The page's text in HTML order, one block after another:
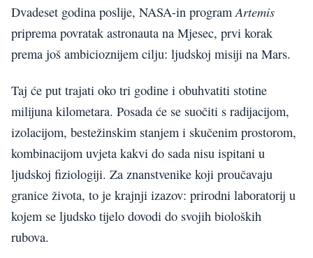
Dvadeset godina poslije, NASA-in programArtemis
priprema povratak astronauta na Mjesec, prvi korak
prema još ambicioznijem cilju: ljudskoj misiji na Mars.
Taj će put trajati oko tri godine i obuhvatiti stotine
milijuna kilometara. Posada će se suočiti s radijacijom,
izolacijom, bestežinskim stanjem i skučenim prostorom,
kombinacijom uvjeta kakvi do sada nisu ispitani u
ljudskoj fiziologiji. Za znanstvenike koji proučavaju
granice života, to je krajnji izazov: prirodni laboratorij u
kojem se ljudsko tijelo dovodi do svojih bioloških
rubova.